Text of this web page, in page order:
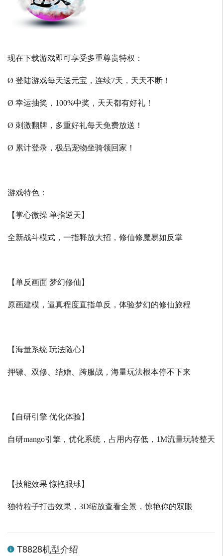
现在下载游戏即可享受多重尊贵特权：
Ø 登陆游戏每天送元宝，连续7天，天天不断！
Ø 幸运抽奖，100%中奖，天天都有好礼！
Ø 刺激翻牌，多重好礼每天免费放送！
Ø 累计登录，极品宠物坐骑领回家！
游戏特色：
【掌心微操 单指逆天】
全新战斗模式，一指释放大招，修仙修魔易如反掌
【单反画面 梦幻修仙】
原画建模，逼真程度直指单反，体验梦幻的修仙旅程
【海量系统 玩法随心】
押镖、双修、结婚、跨服战，海量玩法根本停不下来
【自研引擎 优化体验】
自研mango引擎，优化系统，占用内存低， 1M流量玩转整天
【技能效果 惊艳眼球】
独特粒子打击效果， 3D缩放查看全景，惊艳你的双眼
T8828机型介绍